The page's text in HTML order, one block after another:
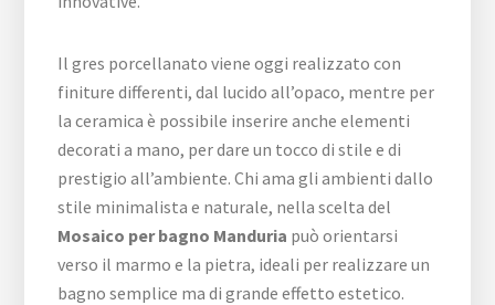
Il gres porcellanato viene oggi realizzato con
finiture differenti, dal lucido all’opaco, mentre per
la ceramica è possibile inserire anche elementi
decorati a mano, per dare un tocco di stile e di
prestigio all’ambiente. Chi ama gli ambienti dallo
stile minimalista e naturale, nella scelta del
Mosaico per bagno Manduria può orientarsi
verso il marmo e la pietra, ideali per realizzare un
bagno semplice ma di grande effetto estetico.